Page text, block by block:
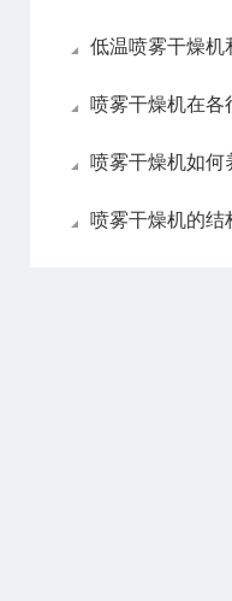
低温喷雾干燥机和高
喷雾干燥机在各
喷雾干燥机如何
喷雾干燥机的结